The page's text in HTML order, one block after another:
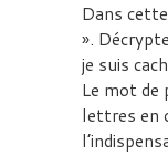
Dans
».
je suis
Le mot de
lettres en